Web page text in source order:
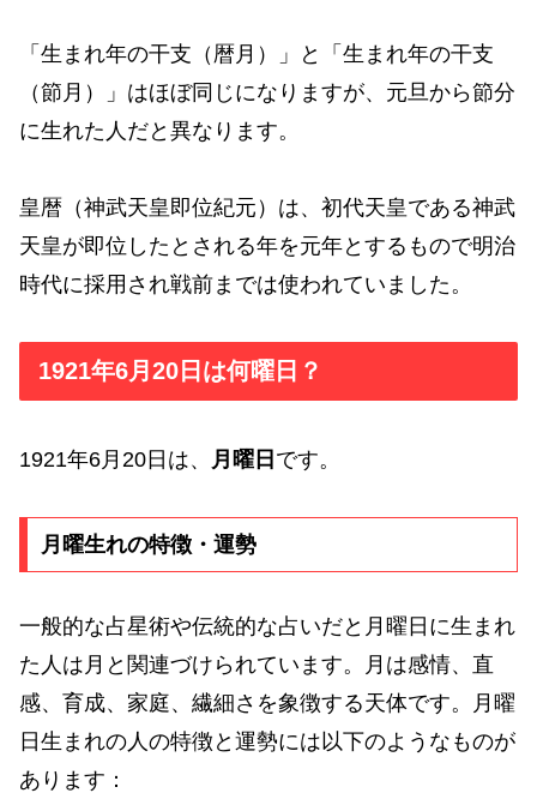
「生まれ年の干支（暦月）」と「生まれ年の干支
（節月）」はほぼ同じになりますが、元旦から節分
に生れた人だと異なります。
皇暦（神武天皇即位紀元）は、初代天皇である神武
天皇が即位したとされる年を元年とするもので明治
時代に採用され戦前までは使われていました。
1921年6月20日は何曜日？
1921年6月20日は、 月曜日 です。
月曜生れの特徴・運勢
一般的な占星術や伝統的な占いだと月曜日に生まれ
た人は月と関連づけられています。月は感情、直
感、育成、家庭、繊細さを象徴する天体です。月曜
日生まれの人の特徴と運勢には以下のようなものが
あります：